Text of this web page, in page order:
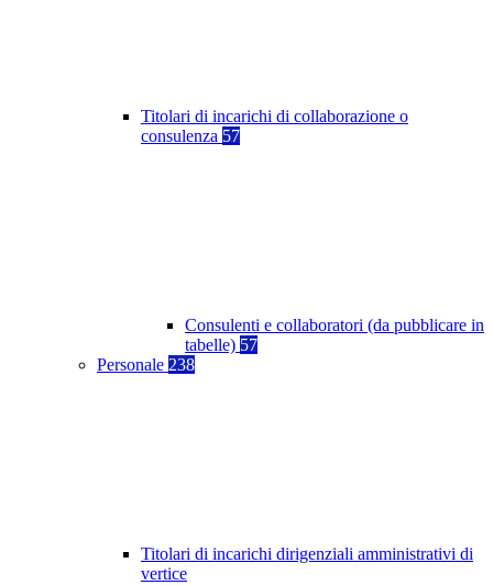
Titolari di incarichi di collaborazione o
consulenza 57
Consulenti e collaboratori (da pubblicare in
tabelle) 57
Personale 238
Titolari di incarichi dirigenziali amministrativi di
vertice